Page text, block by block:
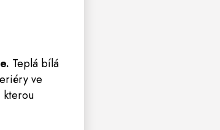
. Teplá bílá
ve
kterou